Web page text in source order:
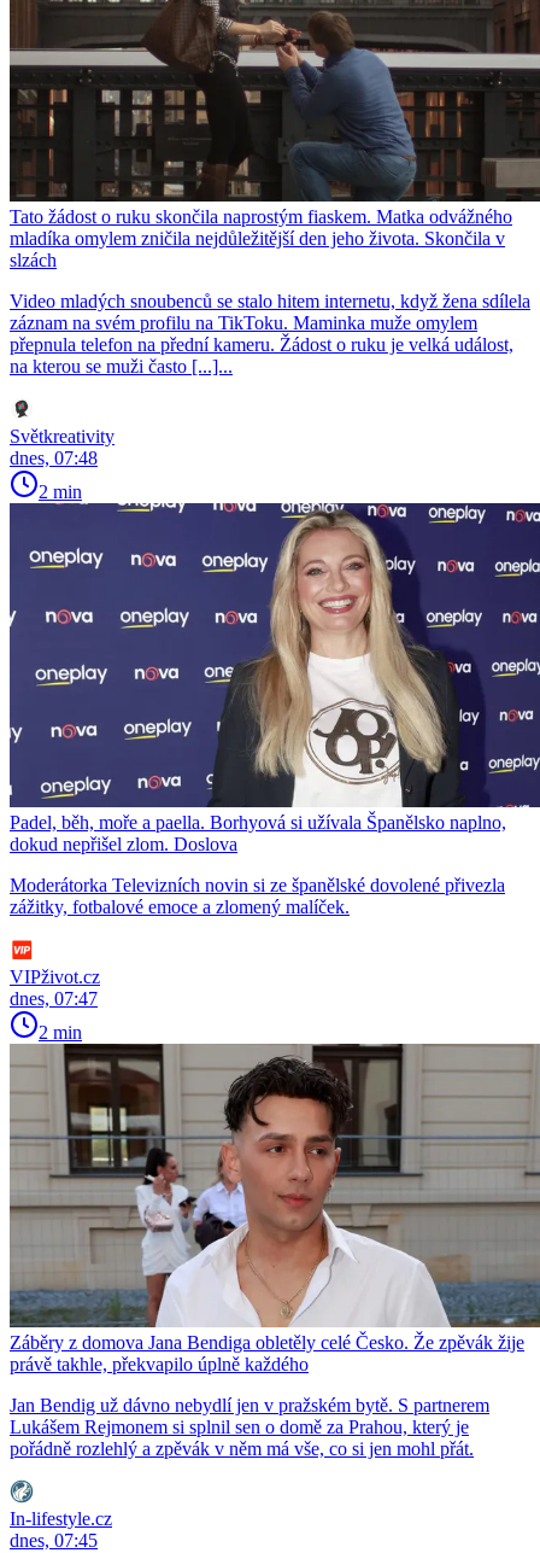
Tato žádost o ruku skončila naprostým fiaskem. Matka odvážného
mladíka omylem zničila nejdůležitější den jeho života. Skončila v
slzách
Video mladých snoubenců se stalo hitem internetu, když žena sdílela
záznam na svém profilu na TikToku. Maminka muže omylem
přepnula telefon na přední kameru. Žádost o ruku je velká událost,
na kterou se muži často [...]...
Světkreativity
dnes, 07:48
2 min
Padel, běh, moře a paella. Borhyová si užívala Španělsko naplno,
dokud nepřišel zlom. Doslova
Moderátorka Televizních novin si ze španělské dovolené přivezla
zážitky, fotbalové emoce a zlomený malíček.
VIPživot.cz
dnes, 07:47
2 min
Záběry z domova Jana Bendiga obletěly celé Česko. Že zpěvák žije
právě takhle, překvapilo úplně každého
Jan Bendig už dávno nebydlí jen v pražském bytě. S partnerem
Lukášem Rejmonem si splnil sen o domě za Prahou, který je
pořádně rozlehlý a zpěvák v něm má vše, co si jen mohl přát.
In-lifestyle.cz
dnes, 07:45